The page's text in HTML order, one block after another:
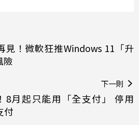
見！微軟狂推Windows 11「升
險
下一則
8月起只能用「全支付」 停用
付